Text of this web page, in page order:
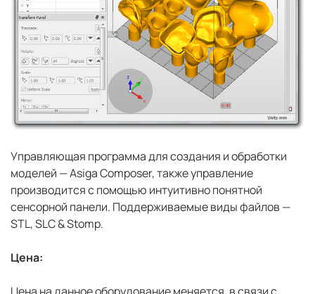
Управляющая программа для создания и обработки
моделей — Asiga Composer, также управление
производится c помощью интуитивно понятной
сенсорной панели. Поддерживаемые виды файлов —
STL, SLC & Stomp.
Цена: